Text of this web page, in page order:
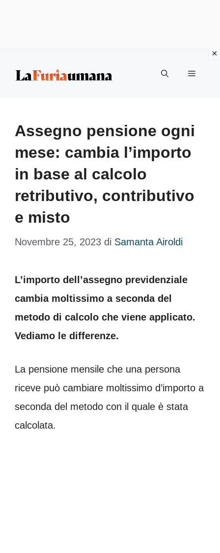
Menu
Assegno pensione ogni
mese: cambia l’importo
in base al calcolo
retributivo, contributivo
e misto
Novembre 25, 2023 di Samanta Airoldi
L’importo dell’assegno previdenziale
cambia moltissimo a seconda del
metodo di calcolo che viene applicato.
Vediamo le differenze.
La pensione mensile che una persona
riceve può cambiare moltissimo d’importo a
seconda del metodo con il quale è stata
calcolata.